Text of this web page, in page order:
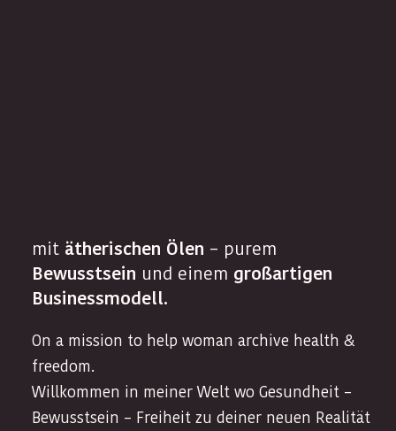
mit ätherischen Ölen – purem
Bewusstsein und einem großartigen
Businessmodell.
On a mission to help woman archive health &
freedom.
Willkommen in meiner Welt wo Gesundheit –
Bewusstsein – Freiheit zu deiner neuen Realität